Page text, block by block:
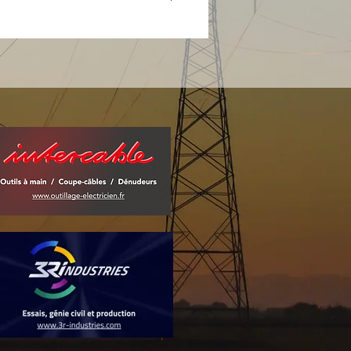
,l’AMSpeut dégainer
5 mm d’épaisseur la gaine
des câbles de réseau que
en coupes longitudinales
La longueur de lame
réglée au plus juste et sa
d’éviter d’abimer les
inférieures à la gaine.